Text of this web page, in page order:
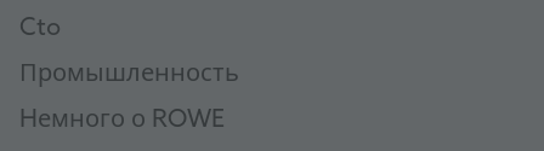
Cto
Промышленность
Hемного о ROWE